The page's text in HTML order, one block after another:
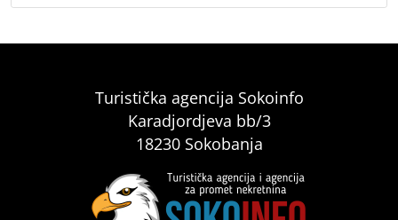
Turistička agencija Sokoinfo
Karadjordjeva bb/3
18230 Sokobanja